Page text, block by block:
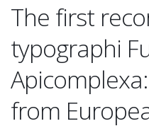
The first
typographi
from